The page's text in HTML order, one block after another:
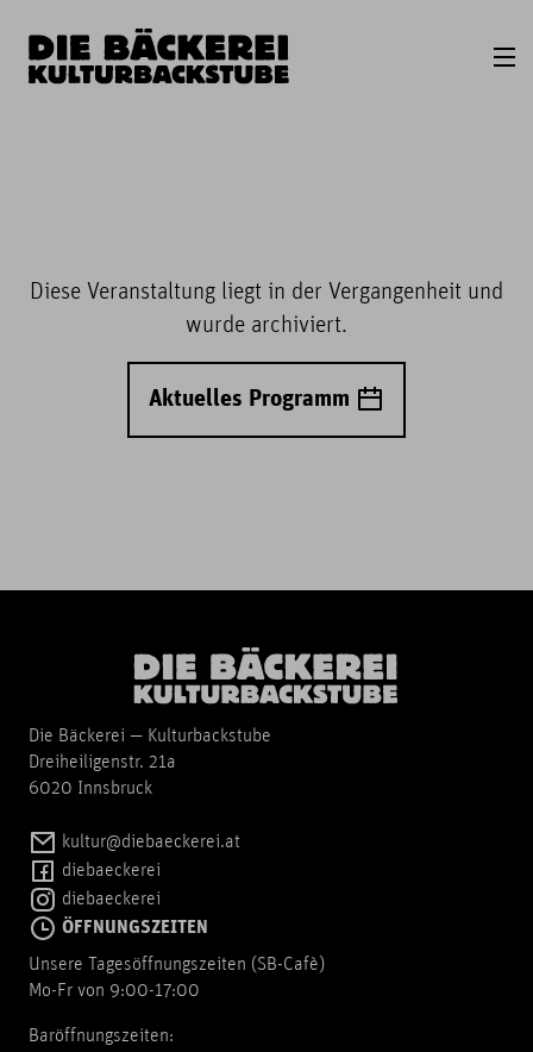
Diese Veranstaltung liegt in der Vergangenheit und
wurde archiviert.
Aktuelles Programm
Die Bäckerei — Kulturbackstube
Dreiheiligenstr. 21a
6020 Innsbruck
kultur@diebaeckerei.at
diebaeckerei
diebaeckerei
ÖFFNUNGSZEITEN
Unsere Tagesöffnungszeiten (SB-Cafè)
Mo-Fr von 9:00-17:00
Baröffnungszeiten: